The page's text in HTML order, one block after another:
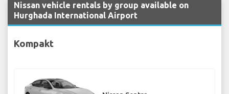
Nissan vehicle rentals by group available on
Hurghada International Airport
Kompakt